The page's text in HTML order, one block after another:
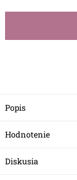
cena:
Popis
Hodnotenie
Diskusia